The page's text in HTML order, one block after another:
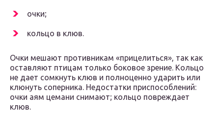
очки;
кольцо в клюв.
Очки мешают противникам «прицелиться», так как
оставляют птицам только боковое зрение. Кольцо
не дает сомкнуть клюв и полноценно ударить или
клюнуть соперника. Недостатки приспособлений:
очки аям цемани снимают; кольцо повреждает
клюв.